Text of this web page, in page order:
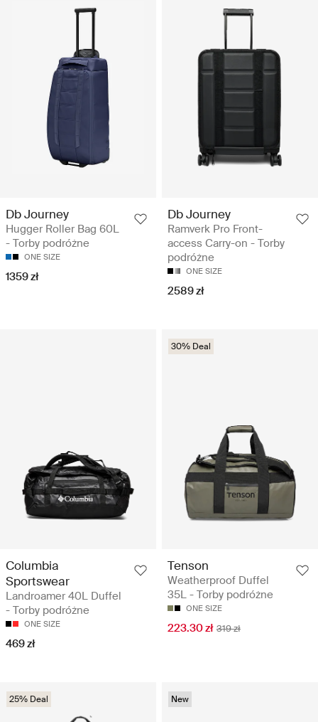
Db Journey
Hugger Roller Bag 60L
- Torby podróżne
ONE SIZE
1359 zł
Db Journey
Ramverk Pro Front-
access Carry-on - Torby
podróżne
ONE SIZE
2589 zł
Columbia
Sportswear
Landroamer 40L Duffel
- Torby podróżne
ONE SIZE
469 zł
30% Deal
Tenson
Weatherproof Duffel
35L - Torby podróżne
ONE SIZE
223.30 zł 319 zł
25% Deal New